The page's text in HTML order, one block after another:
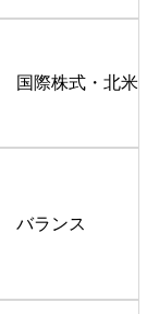
国際株式・北米
バランス